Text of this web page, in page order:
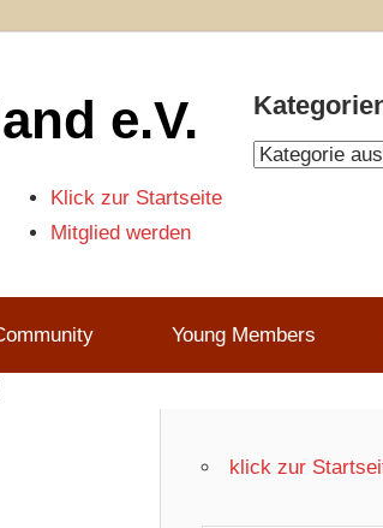
e.V.
Kategorien
Klick zur Startseite
Mitglied werden
Young Members
klick zur